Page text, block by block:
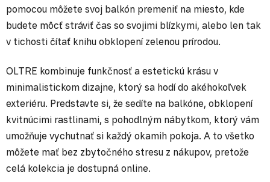
pomocou môžete svoj balkón premeniť na miesto, kde
budete môcť stráviť čas so svojimi blízkymi, alebo len tak
v tichosti čítať knihu obklopení zelenou prírodou.
OLTRE kombinuje funkčnosť a estetickú krásu v
minimalistickom dizajne, ktorý sa hodí do akéhokoľvek
exteriéru. Predstavte si, že sedíte na balkóne, obklopení
kvitnúcimi rastlinami, s pohodlným nábytkom, ktorý vám
umožňuje vychutnať si každý okamih pokoja. A to všetko
môžete mať bez zbytočného stresu z nákupov, pretože
celá kolekcia je dostupná online.